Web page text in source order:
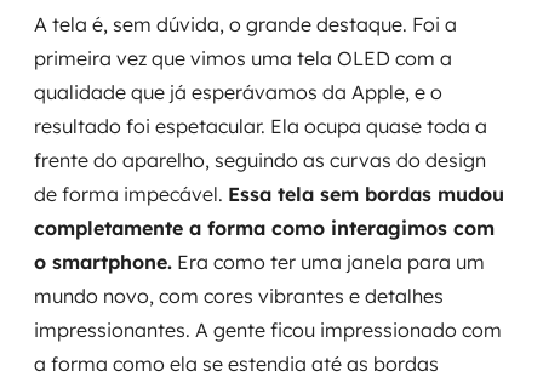
A tela é, sem dúvida, o grande destaque. Foi a
primeira vez que vimos uma tela OLED com a
qualidade que já esperávamos da Apple, e o
resultado foi espetacular. Ela ocupa quase toda a
frente do aparelho, seguindo as curvas do design
de forma impecável. Essa tela sem bordas mudou
completamente a forma como interagimos com
o smartphone. Era como ter uma janela para um
mundo novo, com cores vibrantes e detalhes
impressionantes. A gente ficou impressionado com
a forma como ela se estendia até as bordas